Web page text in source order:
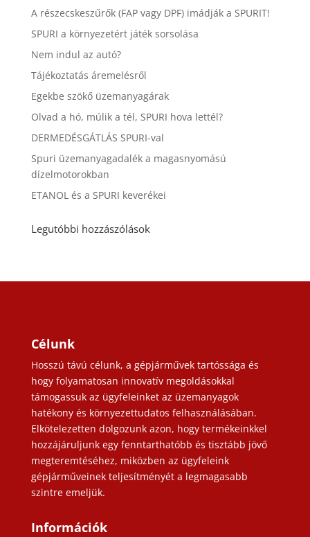
A részecskeszűrők (FAP vagy DPF) imádják a SPURIT!
SPURI a környezetért játék sorsolása
Nem indul az autó?
Tájékoztatás áremelésről
Egekbe szökő üzemanyagárak
Olvad a hó, múlik a tél, SPURI hova lettél?
DERMEDÉSGÁTLÁS SPURI-val
Spuri üzemanyagadalék a magasnyomású
dízelmotorokban
ETANOL és a SPURI keverékei
Legutóbbi hozzászólások
Célunk
Hosszú távú célunk, a gépjárművek tartóssága és
hogy folyamatosan innovatív megoldásokkal
támogassuk az ügyfeleinket az üzemanyagok
hatékony és környezettudatos felhasználásában.
Elkötelezetten dolgozunk azon, hogy termékeinkkel
hozzájáruljunk egy fenntarthatóbb és tisztább jövő
megteremtéséhez, miközben az ügyfeleink
gépjárműveinek teljesítményét a legmagasabb
szintre emeljük.
Információk